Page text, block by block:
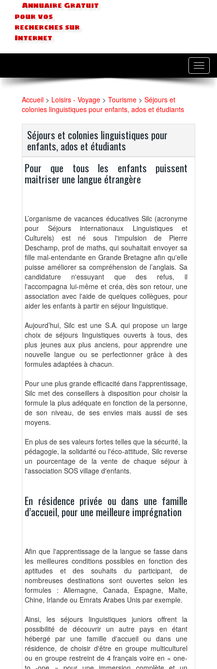
Annuaire Gratuit
pour vos
recherches sur
Internet
Accueil > Loisirs - Voyage > Tourisme > Séjours et
colonies linguistiques pour enfants, ados et étudiants
Séjours et colonies linguistiques pour
enfants, ados et étudiants
Pour que tous les enfants puissent
maitriser une langue étrangère
L’organisme de vacances éducatives Silc (acronyme
pour Séjours internationaux Linguistiques et
Culturels) est né sous l'impulsion de Pierre
Deschamp, prof de maths, qui souhaitait envoyer sa
fille mal-entendante en Grande Bretagne afin qu'elle
puisse améliorer sa compréhension de l’anglais. Sa
candidature n'essuyant que des refus, il
l'accompagna lui-même et créa, dès son retour, une
association avec l'aide de quelques collègues, pour
aider les enfants à partir en séjour linguistique.
Aujourd’hui, Silc est une S.A. qui propose un large
choix de séjours linguistiques ouverts à tous, des
plus jeunes aux plus anciens, pour apprendre une
nouvelle langue ou se perfectionner grâce à des
formules adaptées à chacun.
Pour une plus grande efficacité dans l'apprentissage,
Silc met des conseillers à disposition pour choisir la
formule la plus adéquate en fonction de la personne,
de son niveau, de ses envies mais aussi de ses
moyens.
En plus de ses valeurs fortes telles que la sécurité, la
pédagogie, la solidarité ou l'éco-attitude, Silc reverse
un pourcentage de la vente de chaque séjour à
l'association SOS village d'enfants.
En résidence privée ou dans une famille
d’accueil, pour une meilleure imprégnation
Afin que l'apprentissage de la langue se fasse dans
les meilleures conditions possibles en fonction des
aptitudes et des souhaits du participant, de
nombreuses destinations sont ouvertes selon les
formules : Allemagne, Canada, Espagne, Malte,
Chine, Irlande ou Emrats Arabes Unis par exemple.
Ainsi, les séjours linguistiques juniors offrent la
possibilité de découvrir un autre pays en étant
hébergé par une famille d'accueil ou dans une
résidence, de choisir d'être en groupe multiculturel
ou en groupe restreint de 4 français voire en « one-